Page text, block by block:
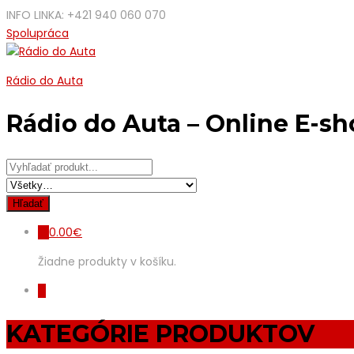
INFO LINKA: +421 940 060 070
Spolupráca
Rádio do Auta
Rádio do Auta – Online E-
0.00€
Žiadne produkty v košíku.
KATEGÓRIE PRODUKTOV